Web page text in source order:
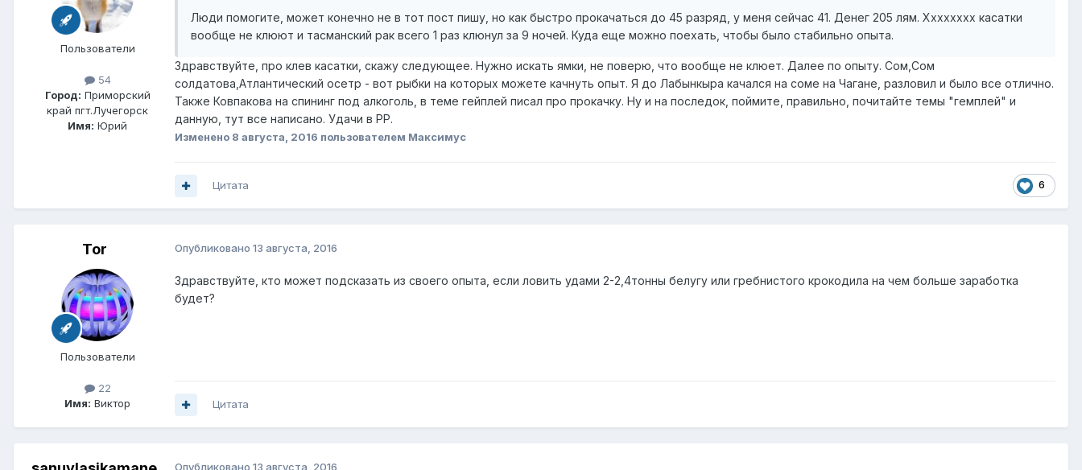
Пользователи
54
Город: Приморский
край пгт.Лучегорск
Имя: Юрий
Люди помогите, может конечно не в тот пост пишу, но как быстро прокачаться до 45 разряд, у меня сейчас 41. Денег 205 лям. Хххххххх касатки
вообще не клюют и тасманский рак всего 1 раз клюнул за 9 ночей. Куда еще можно поехать, чтобы было стабильно опыта.
Здравствуйте, про клев касатки, скажу следующее. Нужно искать ямки, не поверю, что вообще не клюет. Далее по опыту. Сом,Сом
солдатова,Атлантический осетр - вот рыбки на которых можете качнуть опыт. Я до Лабынкыра качался на соме на Чагане, разловил и было все отлично.
Также Ковпакова на спининг под алкоголь, в теме гейплей писал про прокачку. Ну и на последок, поймите, правильно, почитайте темы "гемплей" и
данную, тут все написано. Удачи в РР.
Изменено 8 августа, 2016 пользователем Максимус
6
Цитата
Tor
Пользователи
22
Имя: Виктор
Опубликовано 13 августа, 2016
Здравствуйте, кто может подсказать из своего опыта, если ловить удами 2-2,4тонны белугу или гребнистого крокодила на чем больше заработка
будет?
Цитата
Опубликовано 13 августа, 2016